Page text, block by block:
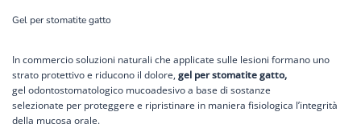
Gel per stomatite gatto
In commercio soluzioni naturali che applicate sulle lesioni formano uno
strato protettivo e riducono il dolore, gel per stomatite gatto,
gel odontostomatologico mucoadesivo a base di sostanze
selezionate per proteggere e ripristinare in maniera fisiologica l’integrità
della mucosa orale.